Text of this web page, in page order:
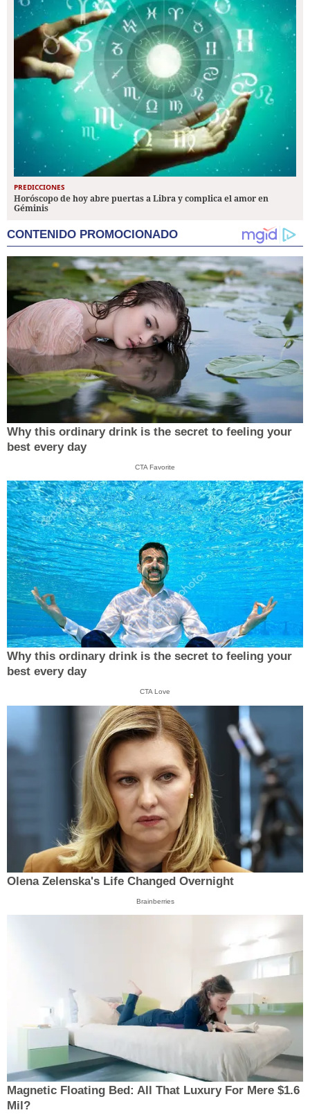
PREDICCIONES
Horóscopo de hoy abre puertas a Libra y complica el amor en
Géminis
CONTENIDO PROMOCIONADO
Why this ordinary drink is the secret to feeling your
best every day
CTA Favorite
Why this ordinary drink is the secret to feeling your
best every day
CTA Love
Olena Zelenska's Life Changed Overnight
Brainberries
Magnetic Floating Bed: All That Luxury For Mere $1.6
Mil?